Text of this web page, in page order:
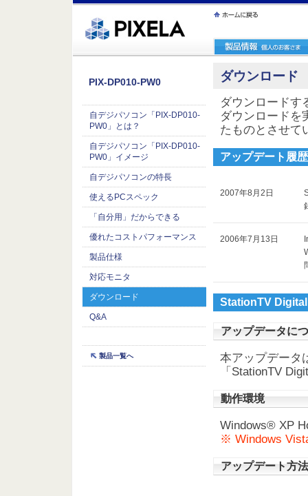
繝ｳ繧ｯ縺ｧ縺吶�
PIX-DP010-PW0
自デジパソコン「PIX-DP010-
PW0」とは？
自デジパソコン「PIX-DP010-
PW0」イメージ
自デジパソコンの特長
使えるPCスペック
「自分用」だからできる
優れたコストパフォーマンス
製品仕様
対応モニタ
ダウンロード
Q&A
製品一覧へ
ダウンロード
ダウンロードす
ダウンロードを
たものとさせて
アップデート履
2007年8月2日
2006年7月13日
StationTV
アップデータに
本アップデータ
「StationTV
動作環境
Windows® XP
※ Windows
アップデート方法